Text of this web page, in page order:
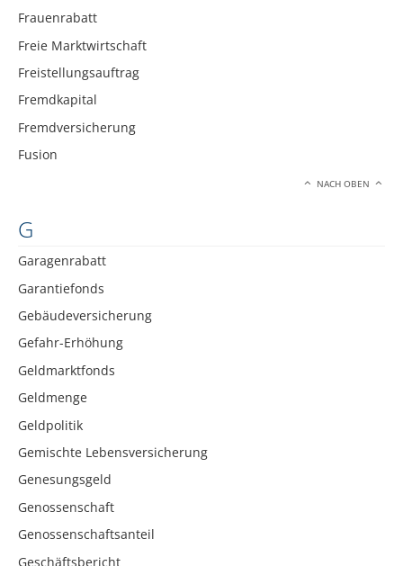
Frauenrabatt
Freie Marktwirtschaft
Freistellungsauftrag
Fremdkapital
Fremdversicherung
Fusion
NACH OBEN
G
Garagenrabatt
Garantiefonds
Gebäudeversicherung
Gefahr-Erhöhung
Geldmarktfonds
Geldmenge
Geldpolitik
Gemischte Lebensversicherung
Genesungsgeld
Genossenschaft
Genossenschaftsanteil
Geschäftsbericht